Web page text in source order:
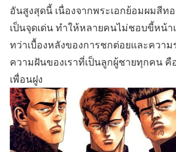
อันสูงสุดนี้ เนื่องจากพระเอกย้อมผมสีท
เป็นจุดเด่น ทำให้หลายคนไม่ชอบขี้หน้
ทว่าเบื้องหลังของการชกต่อยและควา
ความฝันของเราที่เป็นลูกผู้ชายทุกคน คื
เพื่อนฝูง